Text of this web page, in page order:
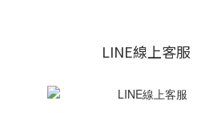
LINE線上客服